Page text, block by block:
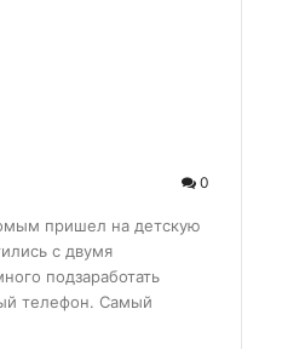
0
пришел на детскую
с двумя
подзаработать
телефон. Самый